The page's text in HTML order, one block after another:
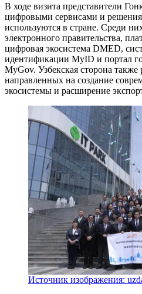
В ходе визита представители
цифровыми сервисами и
используются в стране. Среди
электронного правительства,
цифровая экосистема DMED,
идентификации MyID и портал
MyGov. Узбекская сторона также
направленных на создание
экосистемы и расширение
Источник изображения: